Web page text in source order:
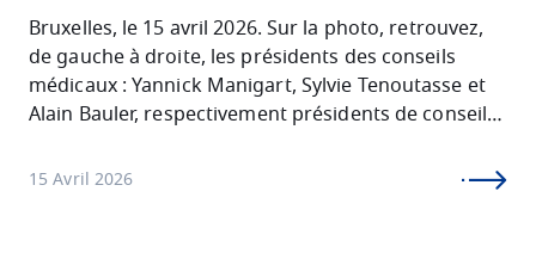
Bruxelles, le 15 avril 2026. Sur la photo, retrouvez,
de gauche à droite, les présidents des conseils
médicaux :Yannick Manigart, Sylvie Tenoutasse et
Alain Bauler, respectivement présidents de conseils
Hôpitaux Iris Sud.
15 Avril 2026